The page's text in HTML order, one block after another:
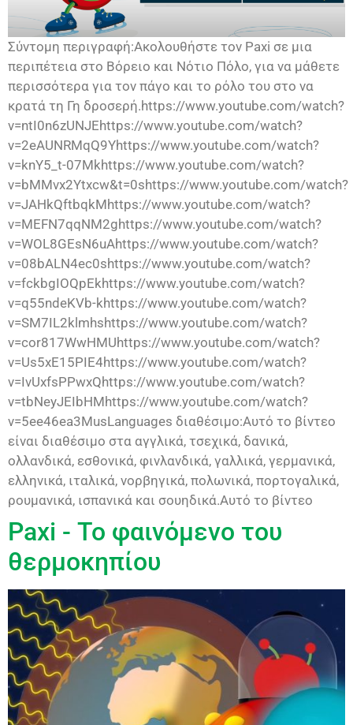
Σύντομη περιγραφή:Ακολουθήστε τον Paxi σε μια
περιπέτεια στο Βόρειο και Νότιο Πόλο, για να μάθετε
περισσότερα για τον πάγο και το ρόλο του στο να
κρατά τη Γη δροσερή.https://www.youtube.com/watch?
v=ntI0n6zUNJEhttps://www.youtube.com/watch?
v=2eAUNRMqQ9Yhttps://www.youtube.com/watch?
v=knY5_t-07Mkhttps://www.youtube.com/watch?
v=bMMvx2Ytxcw&t=0shttps://www.youtube.com/watch?
v=JAHkQftbqkMhttps://www.youtube.com/watch?
v=MEFN7qqNM2ghttps://www.youtube.com/watch?
v=WOL8GEsN6uAhttps://www.youtube.com/watch?
v=08bALN4ec0shttps://www.youtube.com/watch?
v=fckbgIOQpEkhttps://www.youtube.com/watch?
v=q55ndeKVb-khttps://www.youtube.com/watch?
v=SM7IL2klmhshttps://www.youtube.com/watch?
v=cor817WwHMUhttps://www.youtube.com/watch?
v=Us5xE15PIE4https://www.youtube.com/watch?
v=IvUxfsPPwxQhttps://www.youtube.com/watch?
v=tbNeyJEIbHMhttps://www.youtube.com/watch?
v=5ee46ea3MusLanguages διαθέσιμο:Αυτό το βίντεο
είναι διαθέσιμο στα αγγλικά, τσεχικά, δανικά,
ολλανδικά, εσθονικά, φινλανδικά, γαλλικά, γερμανικά,
ελληνικά, ιταλικά, νορβηγικά, πολωνικά, πορτογαλικά,
ρουμανικά, ισπανικά και σουηδικά.Αυτό το βίντεο
Paxi - Το φαινόμενο του
θερμοκηπίου